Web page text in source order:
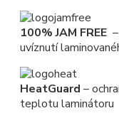
100% JAM FREE
uvíznutí
HeatGuard –
teplotu laminátoru